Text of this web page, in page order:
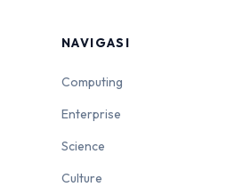
NAVIGASI
Computing
Enterprise
Science
Culture